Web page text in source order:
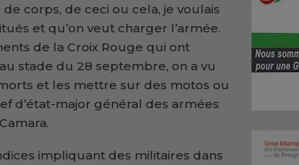
corps, de ceci ou cela, je voulais
et qu’on veut charger l’armée.
de la Croix Rouge qui ont
stade du 28 septembre, on a vu
et les mettre sur des motos ou
d’état-major général des armées
impliquant des militaires dans